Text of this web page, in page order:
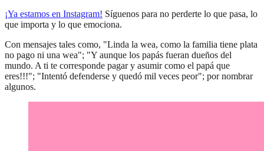
¡Ya estamos en Instagram! Síguenos para no perderte lo que pasa, lo
que importa y lo que emociona.
Con mensajes tales como, "Linda la wea, como la familia tiene plata
no pago ni una wea"; "Y aunque los papás fueran dueños del
mundo. A ti te corresponde pagar y asumir como el papá que
eres!!!"; "Intentó defenderse y quedó mil veces peor"; por nombrar
algunos.